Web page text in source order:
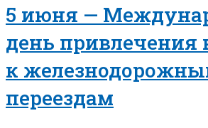
5 июня —
день
к
переездам